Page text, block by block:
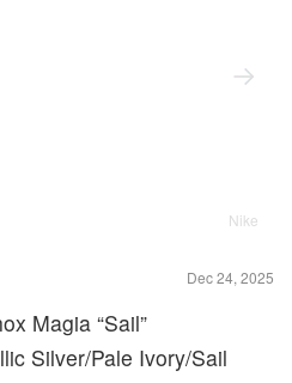
Nike
Dec 24, 2025
Magia “Sail”
Silver/Pale Ivory/Sail